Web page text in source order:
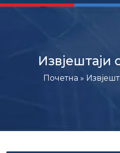
Извјештаји
Почетна »